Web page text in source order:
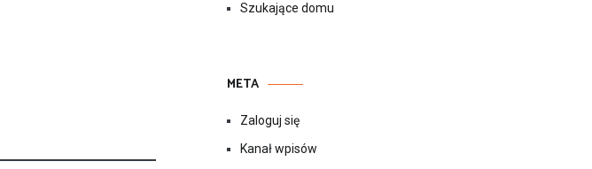
Szukające domu
META
Zaloguj się
Kanał wpisów